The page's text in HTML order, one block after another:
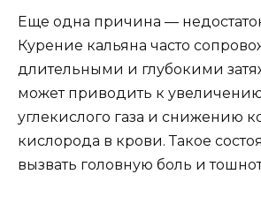
Еще одна причина —
Курение кальяна часто
длительными и глубокими
может приводить к
углекислого газа и снижению
кислорода в крови. Такое
вызвать головную боль и